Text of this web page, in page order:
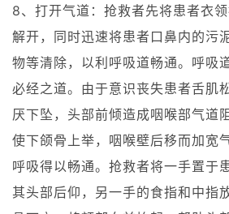
8、打开气道：抢救者先将患者衣
解开，同时迅速将患者口鼻内的污
物等清除，以利呼吸道畅通。呼吸
必经之道。由于意识丧失患者舌肌
厌下坠，头部前倾造成咽喉部气道
使下颌骨上举，咽喉壁后移而加宽
呼吸得以畅通。抢救者将一手置于
其头部后仰，另一手的食指和中指